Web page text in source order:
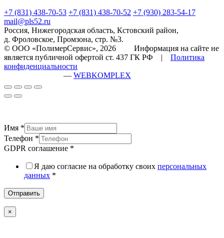
+7 (831) 438-70-53 +7 (831) 438-70-52 +7 (930) 283-54-17
mail@pls52.ru
Россия, Нижегородская область, Кстовский район,
д. Фроловское, Промзона, стр. №3.
© ООО «ПолимерСервис», 2026 Информация на сайте не
является публичной офертой ст. 437 ГК РФ | Политика
конфиденциальности
— WEBKOMPLEX
Имя *
Телефон *
GDPR соглашение *
Я даю согласие на обработку своих персональных
данных *
Отправить
×